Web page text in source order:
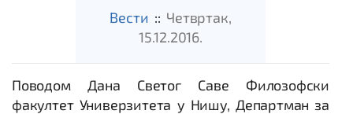
Вести :: Четвртак,
15.12.2016.
Поводом Дана Светог Саве Филозофски
факултет Универзитета у Нишу, Департман за